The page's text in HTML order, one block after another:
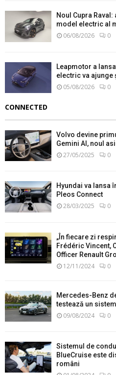
Noul Cupra
model electric al
06/08/2026 0
Leapmotor a
electric va ajunge
05/08/2026 0
CONNECTED
Volvo devine
Gemini AI, noul
27/05/2025 0
Hyundai va lansa
Pleos Connect
28/03/2025 0
„În fiecare zi
Frédéric Vincent,
Officer Renault
12/11/2024 0
Mercedes-Benz
testează un
09/08/2024 0
Sistemul de
BlueCruise este
români